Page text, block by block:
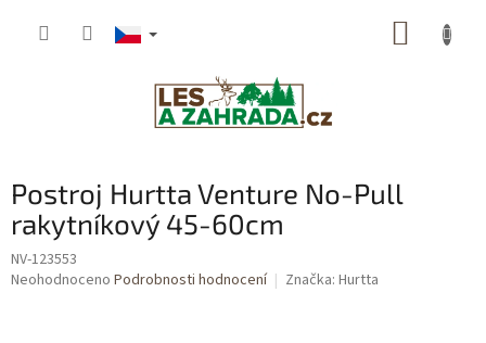
Postroj Hurtta Venture No-Pull
rakytníkový 45-60cm
NV-123553
Průměrné
Neohodnoceno Podrobnosti hodnocení Značka: Hurtta